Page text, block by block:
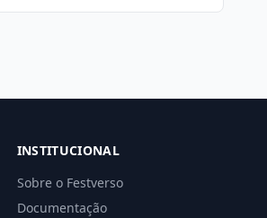
INSTITUCIONAL
Sobre o Festverso
Documentação